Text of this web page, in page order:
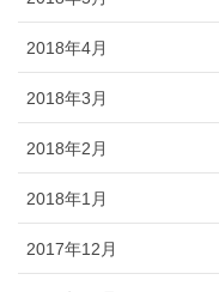
2018年4月
2018年3月
2018年2月
2018年1月
2017年12月